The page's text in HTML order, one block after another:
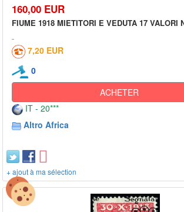
160,00 EUR
FIUME 1918 MIETITORI E VEDUTA 17 VALORI
7,20 EUR
0
ACHETER
IT - 20***
Altro Africa
+ ajout à ma sélection